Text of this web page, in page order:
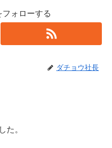
フォローする
ダチョウ社長
た。